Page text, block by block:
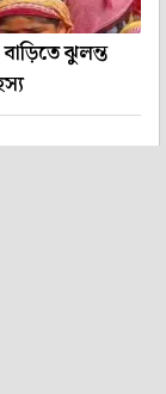
ঝুলন্ত